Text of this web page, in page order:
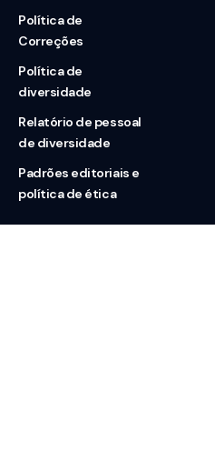
Política de
Correções
Política de
diversidade
Relatório de pessoal
de diversidade
Padrões editoriais e
política de ética